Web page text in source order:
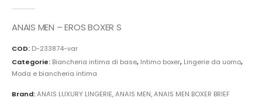
ANAIS MEN – EROS BOXER S
COD: D-233874-var
Categorie: Biancheria intima di base, Intimo boxer, Lingerie da uomo,
Moda e biancheria intima
Brand:ANAIS LUXURY LINGERIE,ANAIS MEN,ANAIS MEN BOXER BRIEF